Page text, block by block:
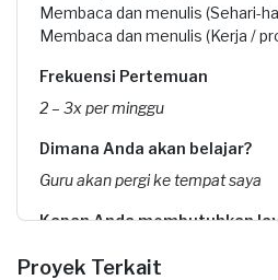
Membaca dan menulis (Sehari-
Membaca dan menulis (Kerja /
Frekuensi Pertemuan
2 – 3x per minggu
Dimana Anda akan belajar?
Guru akan pergi ke tempat saya
Kapan Anda membutuhkan
Proyek Terkait